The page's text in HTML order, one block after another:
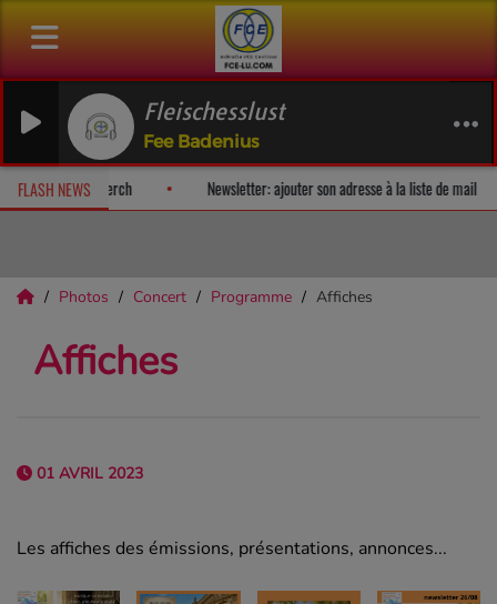
Fleischesslust
Fee Badenius
FLASH NEWS
surprise! Fan Releases & Merch Newsletter: ajouter son
Photos Concert Programme Affiches
Affiches
01 AVRIL 2023
Les affiches des émissions, présentations, annonces...